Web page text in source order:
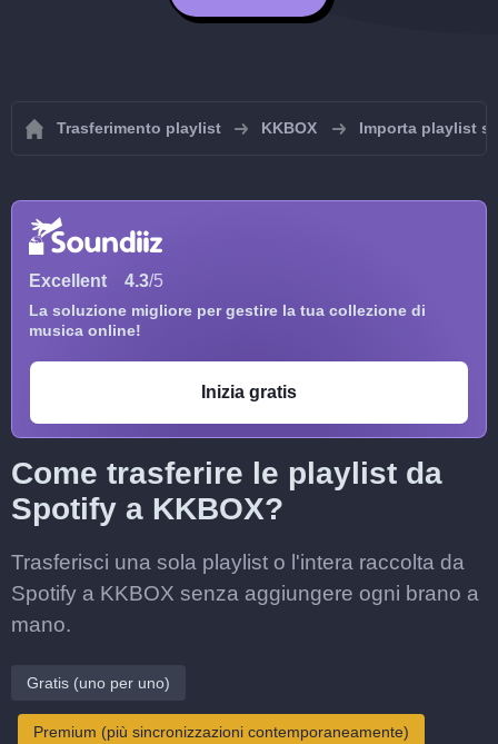
Trasferimento playlist KKBOX Importa playlist
Excellent 4.3/5
La soluzione migliore per gestire la tua collezione di
musica online!
Inizia gratis
Come trasferire le playlist da
Spotify a KKBOX?
Trasferisci una sola playlist o l'intera raccolta da
Spotify a KKBOX senza aggiungere ogni brano a
mano.
Gratis (uno per uno)
Premium (più sincronizzazioni contemporaneamente)